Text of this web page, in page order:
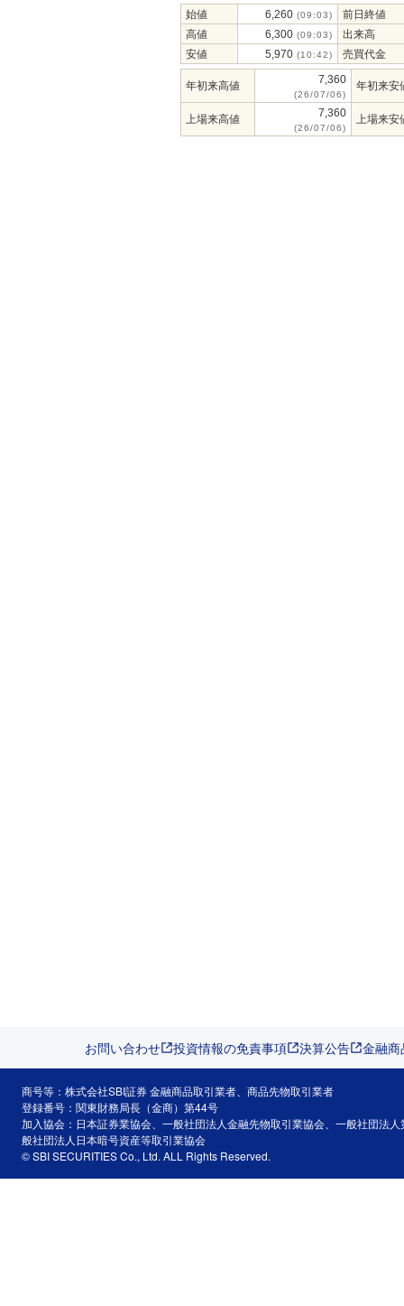
始値 6,260 (09:03)
前日終値
高値
6,300 (09:03)
出来高
安値
5,970 (10:42) 売買代金
年初来高値 7,360
(26/07/06)
年初来安
上場来高値 7,360
(26/07/06)
上場来安
お問い合わせ 投資情報の免責事項 決算公告 金融
商号等：株式会社SBI証券 金融商品取引業者、商品先物取引業者
登録番号：関東財務局長（金商）第44号
加入協会：日本証券業協会、一般社団法人金融先物取引業協会、一般社団法
般社団法人日本暗号資産等取引業協会
© SBI SECURITIES Co., Ltd. ALL Rights Reserved.